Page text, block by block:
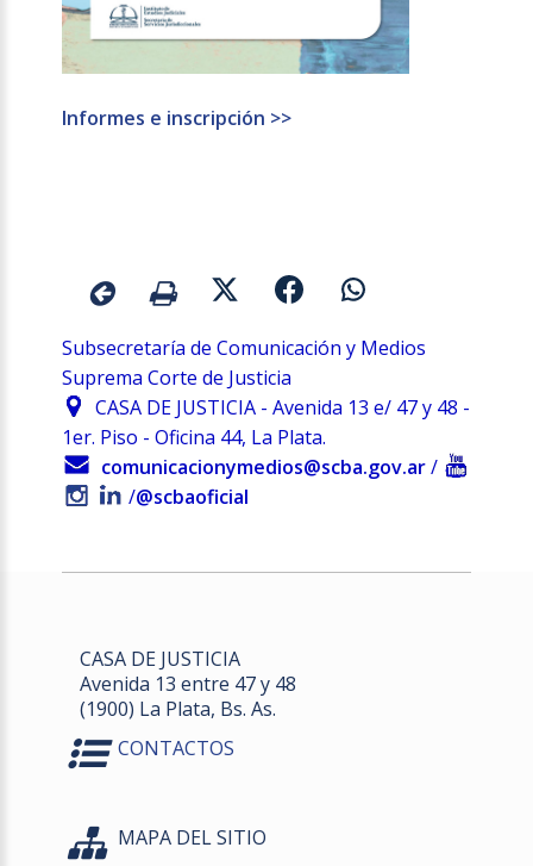
Informes e inscripción >>
Subsecretaría de Comunicación y Medios
Suprema Corte de Justicia
CASA DE JUSTICIA - Avenida 13 e/ 47 y 48 -
1er. Piso - Oficina 44, La Plata.
comunicacionymedios@scba.gov.ar /
/@scbaoficial
CASA DE JUSTICIA
Avenida 13 entre 47 y 48
(1900) La Plata, Bs. As.
CONTACTOS
MAPA DEL SITIO